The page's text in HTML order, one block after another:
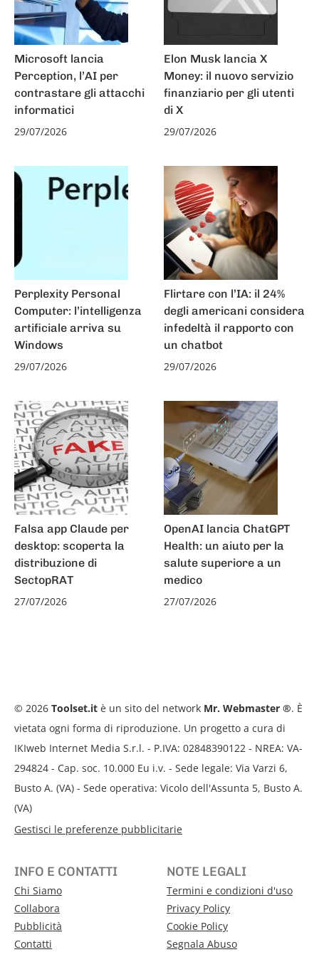
Microsoft lancia
Perception, l’AI per
contrastare gli attacchi
informatici
29/07/2026
Elon Musk lancia X
Money: il nuovo servizio
finanziario per gli utenti
di X
29/07/2026
Perplexity Personal
Computer: l’intelligenza
artificiale arriva su
Windows
29/07/2026
Flirtare con l’IA: il 24%
degli americani considera
infedeltà il rapporto con
un chatbot
29/07/2026
Falsa app Claude per
desktop: scoperta la
distribuzione di
SectopRAT
27/07/2026
OpenAI lancia ChatGPT
Health: un aiuto per la
salute superiore a un
medico
27/07/2026
© 2026 Toolset.it è un sito del network Mr. Webmaster ®. È
vietata ogni forma di riproduzione. Un progetto a cura di
IKIweb Internet Media S.r.l. - P.IVA: 02848390122 - NREA: VA-
294824 - Cap. soc. 10.000 Eu i.v. - Sede legale: Via Varzi 6,
Busto A. (VA) - Sede operativa: Vicolo dell'Assunta 5, Busto A.
(VA)
Gestisci le preferenze pubblicitarie
INFO E CONTATTI
Chi Siamo
Collabora
Pubblicità
Contatti
NOTE LEGALI
Termini e condizioni d'uso
Privacy Policy
Cookie Policy
Segnala Abuso